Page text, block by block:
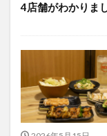
4店舗がわかりま